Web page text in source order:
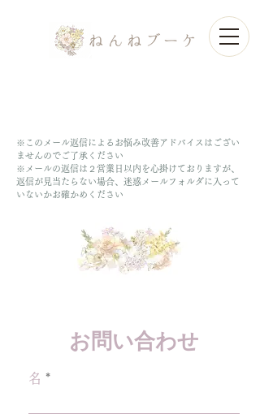
※このメール返信によるお悩み改善アドバイスはござい
ませんのでご了承ください
※メールの返信は２営業日以内を心掛けておりますが、
返信が見当たらない場合、迷惑メールフォルダに入って
いないかお確かめください
お問い合わせ
名